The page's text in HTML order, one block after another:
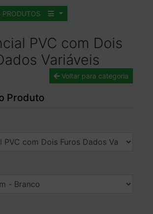
PVC com Dois
Variáveis
Voltar para categoria
Produto